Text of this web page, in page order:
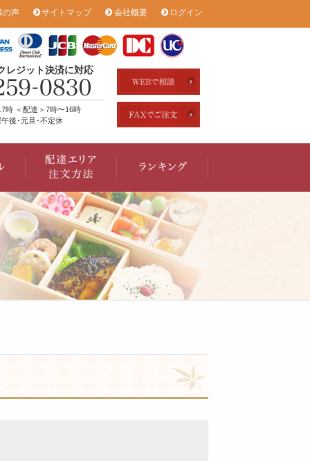
の声 サイトマップ 会社概要 ログイン
レジット決済に対応
時 ＜配達＞7時〜16時
後･元旦･不定休